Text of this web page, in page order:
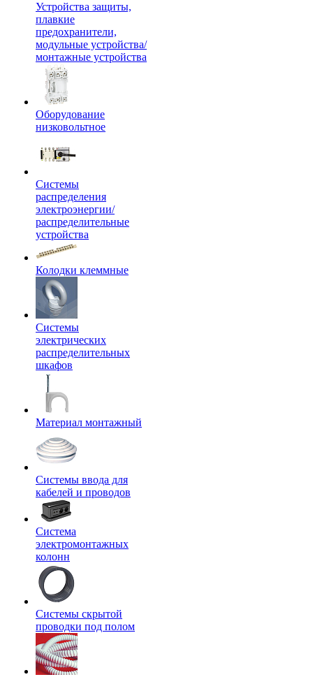
Устройства защиты,
плавкие
предохранители,
модульные устройства/
монтажные устройства
Оборудование
низковольтное
Системы
распределения
электроэнергии/
распределительные
устройства
Колодки клеммные
Системы
электрических
распределительных
шкафов
Материал монтажный
Системы ввода для
кабелей и проводов
Система
электромонтажных
колонн
Системы скрытой
проводки под полом